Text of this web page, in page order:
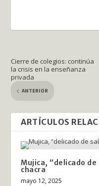
Cierre de colegios: continúa
la crisis en la enseñanza
privada
ANTERIOR
ARTÍCULOS
Mujica, “delicado
chacra
mayo 12, 2025